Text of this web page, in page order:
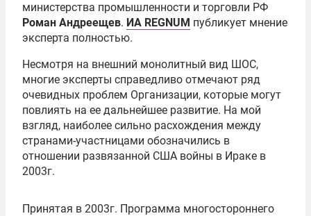
министерства промышленности и торговли РФ
Роман Андреещев. ИА REGNUM публикует мнение
эксперта полностью.
Несмотря на внешний монолитный вид ШОС,
многие эксперты справедливо отмечают ряд
очевидных проблем Организации, которые могут
повлиять на ее дальнейшее развитие. На мой
взгляд, наиболее сильно расхождения между
странами-участницами обозначились в
отношении развязанной США войны в Ираке в
2003г.
Принятая в 2003г. Программа многостороннего